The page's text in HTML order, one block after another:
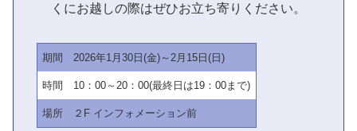
くにお越しの際はぜひお立ち寄りください。
期間 2026年1月30日(金)～2月15日(日)
時間 10：00～20：00(最終日は19：00まで)
場所 ２F インフォメーション前